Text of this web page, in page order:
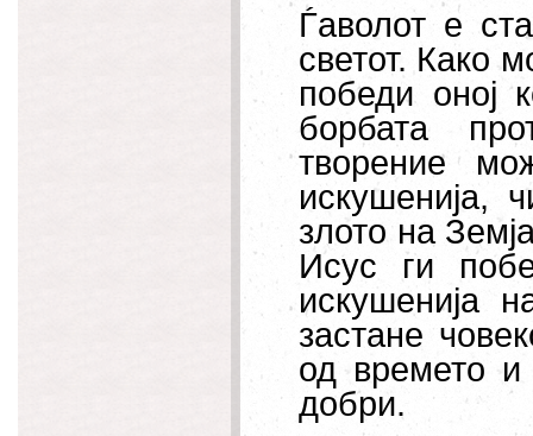
Ѓаволот е
светот. Како
победи оној
борбата
творение
искушенија,
злото на
Исус ги
искушенија
застане
од времето
добри.